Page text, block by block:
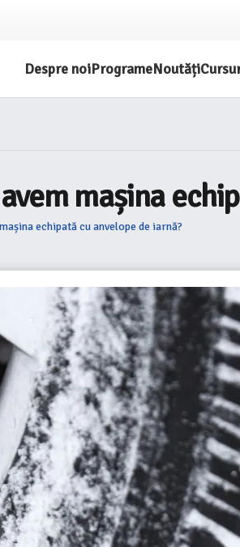
Despre noiProgrameNoutăți
mașina
echipată cu anvelope de iarnă?